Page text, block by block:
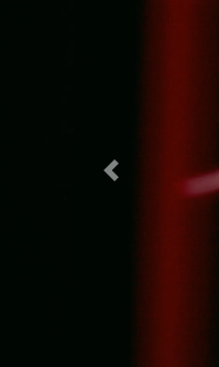
Previous